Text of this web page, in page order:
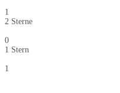
1
2 Sterne
0
1 Stern
1